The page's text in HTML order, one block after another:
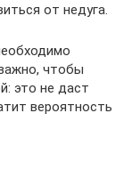
от недуга.
чтобы
это не даст
вероятность